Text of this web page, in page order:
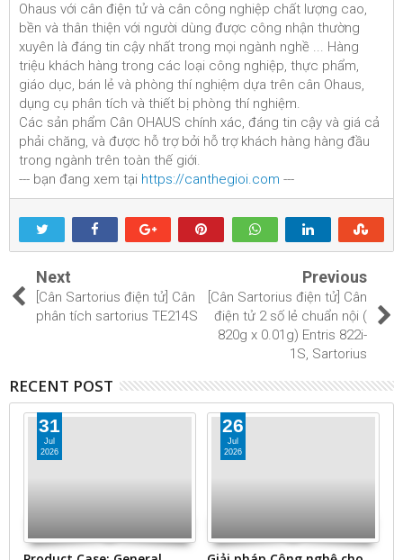
Ohaus với cân điện tử và cân công nghiệp chất lượng cao,
bền và thân thiện với người dùng được công nhận thường
xuyên là đáng tin cậy nhất trong mọi ngành nghề ... Hàng
triệu khách hàng trong các loại công nghiệp, thực phẩm,
giáo dục, bán lẻ và phòng thí nghiệm dựa trên cân Ohaus,
dụng cụ phân tích và thiết bị phòng thí nghiệm.
Các sản phẩm Cân OHAUS chính xác, đáng tin cậy và giá cả
phải chăng, và được hỗ trợ bởi hỗ trợ khách hàng hàng đầu
trong ngành trên toàn thế giới.
--- bạn đang xem tại https://canthegioi.com ---
Next
[Cân Sartorius điện tử] Cân
phân tích sartorius TE214S
Previous
[Cân Sartorius điện tử] Cân
điện tử 2 số lẻ chuẩn nội (
820g x 0.01g) Entris 822i-
1S, Sartorius
RECENT POST
31
Jul
2026
26
Jul
2026